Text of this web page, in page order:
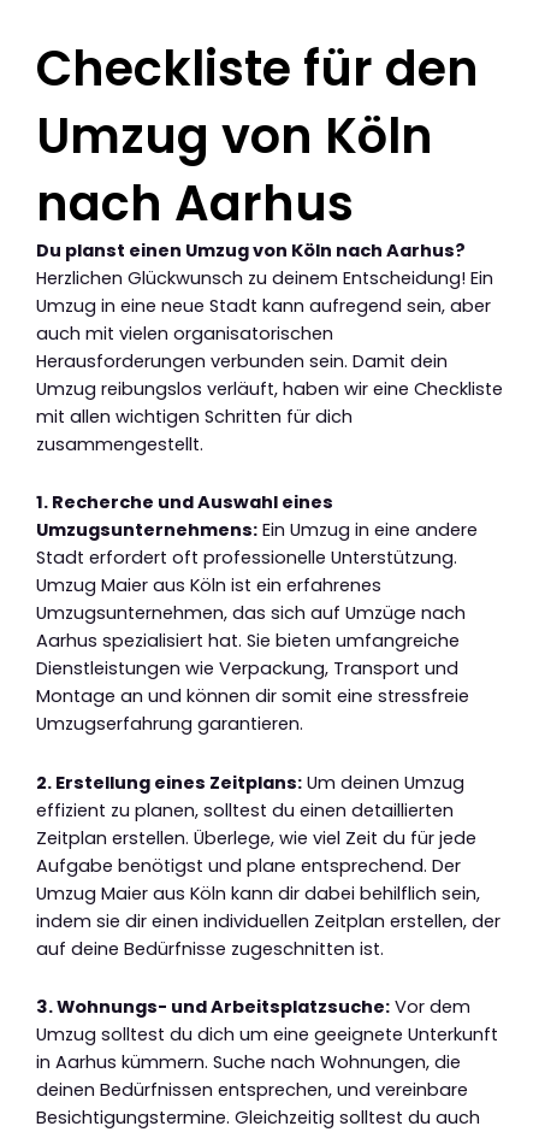
Checkliste für den
Umzug von Köln
nach Aarhus
Du planst einen Umzug von Köln nach Aarhus?
Herzlichen Glückwunsch zu deinem Entscheidung! Ein
Umzug in eine neue Stadt kann aufregend sein, aber
auch mit vielen organisatorischen
Herausforderungen verbunden sein. Damit dein
Umzug reibungslos verläuft, haben wir eine Checkliste
mit allen wichtigen Schritten für dich
zusammengestellt.
1. Recherche und Auswahl eines
Umzugsunternehmens: Ein Umzug in eine andere
Stadt erfordert oft professionelle Unterstützung.
Umzug Maier aus Köln ist ein erfahrenes
Umzugsunternehmen, das sich auf Umzüge nach
Aarhus spezialisiert hat. Sie bieten umfangreiche
Dienstleistungen wie Verpackung, Transport und
Montage an und können dir somit eine stressfreie
Umzugserfahrung garantieren.
2. Erstellung eines Zeitplans: Um deinen Umzug
effizient zu planen, solltest du einen detaillierten
Zeitplan erstellen. Überlege, wie viel Zeit du für jede
Aufgabe benötigst und plane entsprechend. Der
Umzug Maier aus Köln kann dir dabei behilflich sein,
indem sie dir einen individuellen Zeitplan erstellen, der
auf deine Bedürfnisse zugeschnitten ist.
3. Wohnungs- und Arbeitsplatzsuche: Vor dem
Umzug solltest du dich um eine geeignete Unterkunft
in Aarhus kümmern. Suche nach Wohnungen, die
deinen Bedürfnissen entsprechen, und vereinbare
Besichtigungstermine. Gleichzeitig solltest du auch